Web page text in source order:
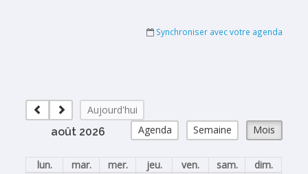
Synchroniser avec votre agenda
Aujourd'hui
Agenda
Semaine Mois
août 2026
lun. mar. mer. jeu. ven. sam.
dim.